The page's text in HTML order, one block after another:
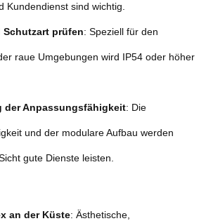
Kundendienst sind wichtig.
Schutzart prüfen: Speziell für den
raue Umgebungen wird IP54 oder höher
der Anpassungsfähigkeit: Die
und der modulare Aufbau werden
gute Dienste leisten.
an der Küste: Ästhetische,